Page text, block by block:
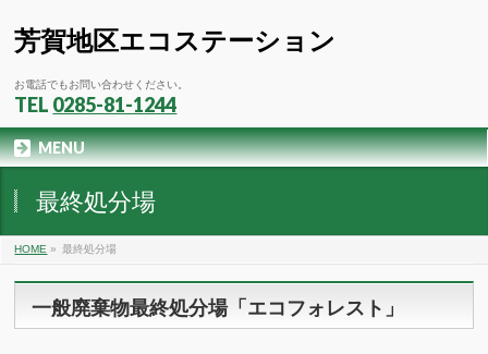
芳賀地区エコステーション
お電話でもお問い合わせください。
TEL 0285-81-1244
MENU
最終処分場
HOME » 最終処分場
一般廃棄物最終処分場「エコフォレスト」